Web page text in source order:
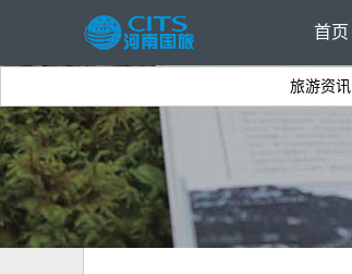
首页
旅游资讯